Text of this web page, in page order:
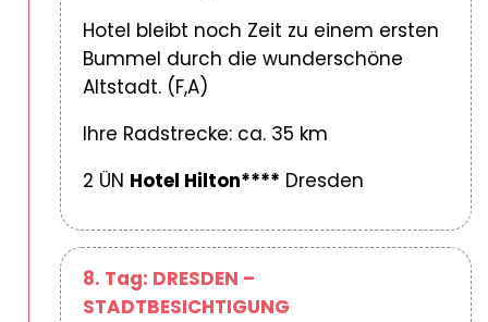
Hotel bleibt noch Zeit zu einem ersten
Bummel durch die wunderschöne
Altstadt. (F,A)
Ihre Radstrecke: ca. 35 km
2 ÜN Hotel Hilton**** Dresden
8. Tag: DRESDEN –
STADTBESICHTIGUNG